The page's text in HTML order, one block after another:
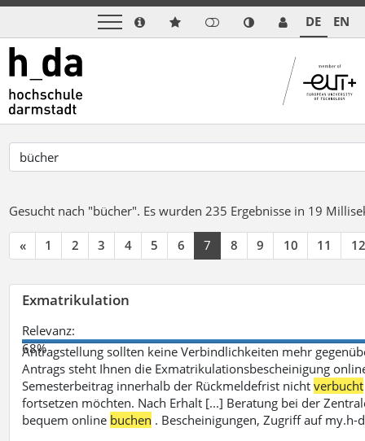
DE EN
Gesucht nach "bücher". Es wurden 235 Ergebnisse in 19
« 1 2 3 4 5 6 7 8 9 10 11 12
Exmatrikulation
Relevanz:
68%
Antragstellung sollten keine Verbindlichkeiten mehr
Antrags steht Ihnen die Exmatrikulationsbescheinigung
Semesterbeitrag innerhalb der Rückmeldefrist nichtverbucht
fortsetzen möchten. Nach Erhalt [...] Beratung bei der
bequem online buchen . Bescheinigungen, Zugriff auf